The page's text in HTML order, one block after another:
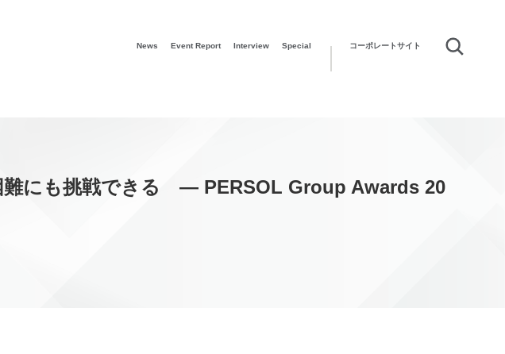
News Event Report Interview Special コーポレートサイト
難にも挑戦できる ― PERSOL Group Awards 20